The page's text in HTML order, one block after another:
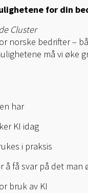
for din
Cluster
norske bedrifter –
må vi øke
har
KI idag
i praksis
å få svar på det man
bruk av KI